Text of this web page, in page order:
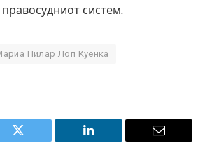
систем.
Пилар Лоп Куенка
Twitter LinkedIn Email